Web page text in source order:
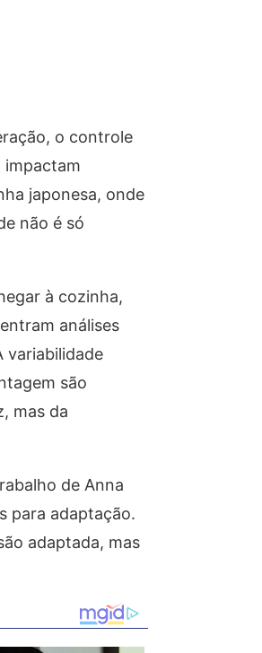
o controle
impactam
japonesa, onde
não é só
à cozinha,
análises
variabilidade
são
mas da
de Anna
para adaptação.
adaptada, mas